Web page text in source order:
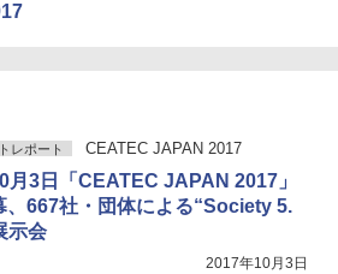
レポート CEATEC JAPAN 2017
月3日「CEATEC JAPAN 2017」
、667社・団体による“Society 5.
示会
2017年10月3日